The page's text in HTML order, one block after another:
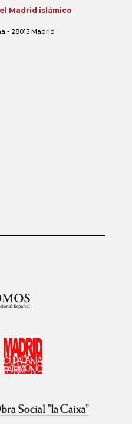
Madrid islámico
- 28015 Madrid